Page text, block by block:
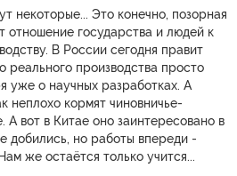
некоторые... Это конечно, позорная
отношение государства и людей к
В России сегодня правит
реального производства просто
уже о научных разработках. А
неплохо кормят чиновничье-
А вот в Китае оно заинтересовано в
добились, но работы впереди -
же остаётся только учится...